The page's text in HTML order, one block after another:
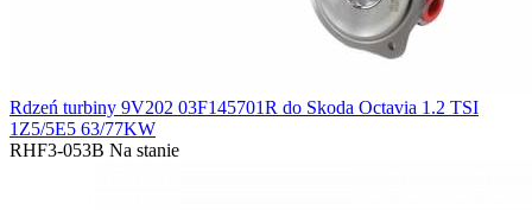
Rdzeń turbiny 9V202 03F145701R do Skoda Octavia 1.2 TSI
1Z5/5E5 63/77KW
RHF3-053B Na stanie